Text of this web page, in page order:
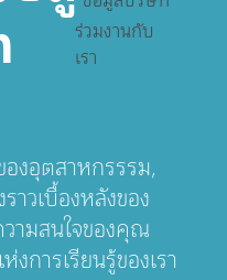
ร่วมงานกับ
เรา
งอุตสาหกรรรม,
าวเบื้องหลังของ
ามสนใจของคุณ
การเรียนรู้ของเรา